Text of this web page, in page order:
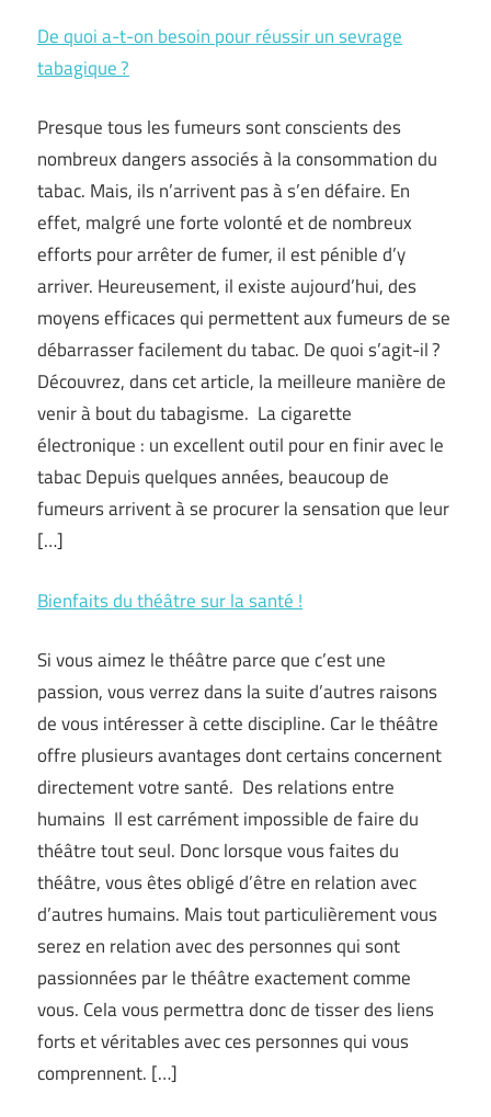
De quoi a-t-on besoin pour réussir un sevrage
tabagique ?
Presque tous les fumeurs sont conscients des
nombreux dangers associés à la consommation du
tabac. Mais, ils n’arrivent pas à s’en défaire. En
effet, malgré une forte volonté et de nombreux
efforts pour arrêter de fumer, il est pénible d’y
arriver. Heureusement, il existe aujourd’hui, des
moyens efficaces qui permettent aux fumeurs de se
débarrasser facilement du tabac. De quoi s’agit-il ?
Découvrez, dans cet article, la meilleure manière de
venir à bout du tabagisme. La cigarette
électronique : un excellent outil pour en finir avec le
tabac Depuis quelques années, beaucoup de
fumeurs arrivent à se procurer la sensation que leur
[…]
Bienfaits du théâtre sur la santé !
Si vous aimez le théâtre parce que c’est une
passion, vous verrez dans la suite d’autres raisons
de vous intéresser à cette discipline. Car le théâtre
offre plusieurs avantages dont certains concernent
directement votre santé. Des relations entre
humains Il est carrément impossible de faire du
théâtre tout seul. Donc lorsque vous faites du
théâtre, vous êtes obligé d’être en relation avec
d’autres humains. Mais tout particulièrement vous
serez en relation avec des personnes qui sont
passionnées par le théâtre exactement comme
vous. Cela vous permettra donc de tisser des liens
forts et véritables avec ces personnes qui vous
comprennent. […]